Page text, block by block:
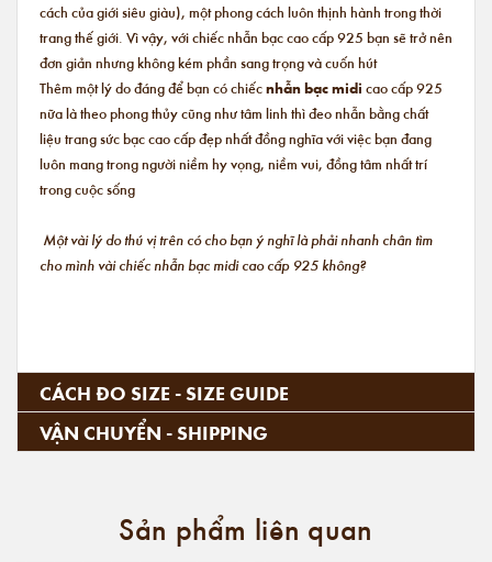
cách của giới siêu giàu), một phong cách luôn thịnh hành trong thời
trang thế giới. Vì vậy, với chiếc nhẫn bạc cao cấp 925 bạn sẽ trở nên
đơn giản nhưng không kém phần sang trọng và cuốn hút
Thêm một lý do đáng để bạn có chiếcnhẫn bạc midi cao cấp 925
nữa là theo phong thủy cũng như tâm linh thì đeo nhẫn bằng chất
liệu trang sức bạc cao cấp đẹp nhất đồng nghĩa với việc bạn đang
luôn mang trong người niềm hy vọng, niềm vui, đồng tâm nhất trí
trong cuộc sống
Một vài lý do thú vị trên có cho bạn ý nghĩ là phải nhanh chân tìm
cho mình vài chiếc nhẫn bạc midi cao cấp 925 không?
CÁCH ĐO SIZE - SIZE GUIDE
VẬN CHUYỂN - SHIPPING
Sản phẩm liên quan